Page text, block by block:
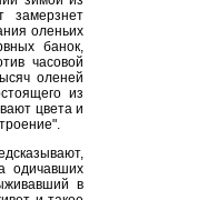
замерзнет
оленьих
банок,
часовой
оленей
из
цвета и
одичавших
в